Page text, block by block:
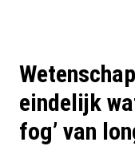
eindelijk
fog’ van